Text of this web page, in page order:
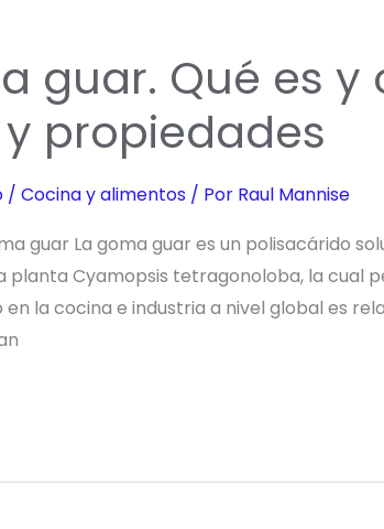
guar. Qué es y
propiedades
/ Cocina y alimentos / Por Raul Mannise
guar La goma guar es un polisacárido
planta Cyamopsis tetragonoloba, la cual
en la cocina e industria a nivel global es